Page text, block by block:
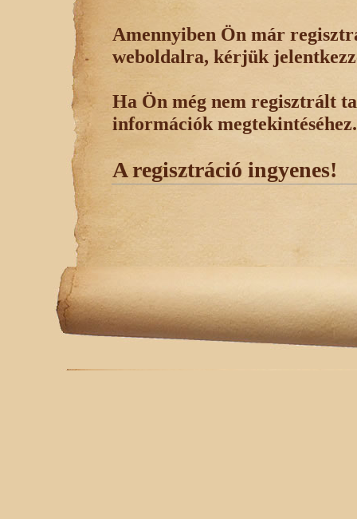
Amennyiben Ön már
weboldalra, kérjük
Ha Ön még nem regisztrált
információk megtekintéséhez.
A regisztráció ingyenes!